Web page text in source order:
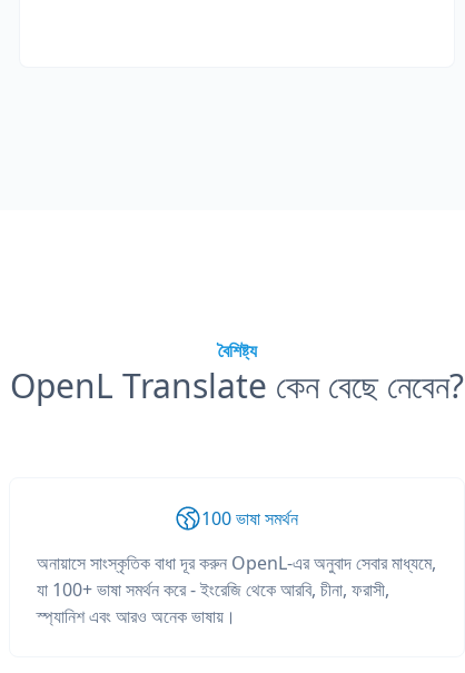
বৈশিষ্ট্য
OpenL Translate কেন বেছে নেবেন?
100 ভাষা সমর্থন
অনায়াসে সাংস্কৃতিক বাধা দূর করুন OpenL-এর অনুবাদ সেবার মাধ্যমে,
যা 100+ ভাষা সমর্থন করে - ইংরেজি থেকে আরবি, চীনা, ফরাসী,
স্প্যানিশ এবং আরও অনেক ভাষায়।